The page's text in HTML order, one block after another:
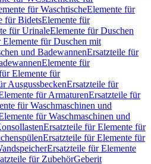
für WaschtischeElemente für
für BidetsElemente für
für UrinaleElemente für Duschen
Elemente für Duschen mit
und BadewannenErsatzteile für
Elemente für
Elemente für
AusgussbeckenErsatzteile für
für ArmaturenErsatzteile für
für Waschmaschinen und
für Waschmaschinen und
Ersatzteile für Elemente für
Ersatzteile für Elemente für
Ersatzteile für Elemente
für ZubehörGeberit